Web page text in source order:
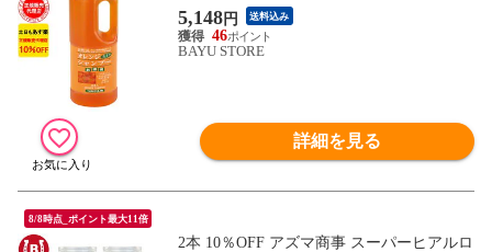
オレンジ シャンプー アズマ商事シャンプ
ー オレンジの香り シャンプー 詰替用 シャ
ンプー 詰め替え アズマ商事オレンジシャ
5,148円 送料込み
46
BAYU STORE
詳細を見る
8/8時点_ポイント最大11倍
2本 10％OFF アズマ商事 スーパーヒアルロ